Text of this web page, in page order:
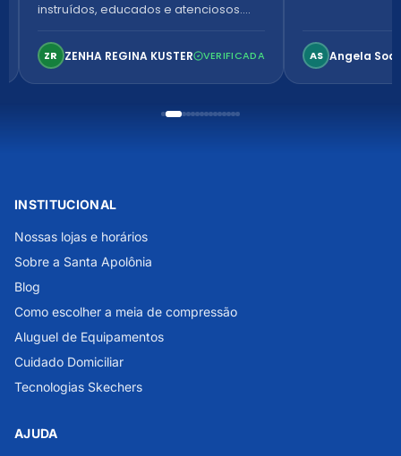
instruídos, educados e atenciosos.
confortável. Perfeito!
ZR ZENHA REGINA KUSTER VERIFICADA AS Angela
INSTITUCIONAL
Nossas lojas e horários
Sobre a Santa Apolônia
Blog
Como escolher a meia de compressão
Aluguel de Equipamentos
Cuidado Domiciliar
Tecnologias Skechers
AJUDA